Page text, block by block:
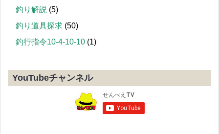
釣り解説 (5)
釣り道具探求 (50)
釣行指令10-4-10-10 (1)
YouTubeチャンネル